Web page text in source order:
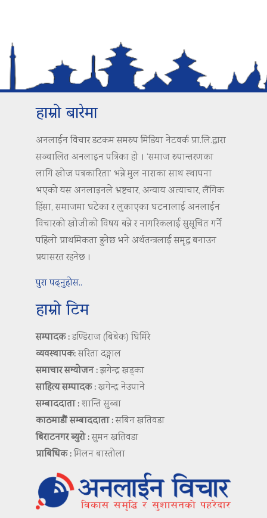
हाम्रो बारेमा
अनलाईन विचार डटकम समरुप मिडिया नेटवर्क प्रा.लि.द्वारा
सञ्चालित अनलाइन पत्रिका हो । ‘समाज रुपान्तरणका
लागि खोज पत्रकारिता’ भन्ने मुल नाराका साथ स्थापना
भएको यस अनलाइनले भ्रष्टचार, अन्याय अत्याचार, लैंगिक
हिंसा, समाजमा घटेका र लुकाएका घटनालाई अनलाईन
विचारको खोजीको विषय बन्ने र नागरिकलाई सुसूचित गर्ने
पहिलो प्राथमिकता हुनेछ भने अर्थतन्त्रलाई समृद्ध बनाउन
प्रयासरत रहनेछ ।
पुरा पढ्नुहोस..
हाम्रो टिम
सम्पादक :डण्डिराज (बिबेक) घिमिरे
व्यवस्थापक:सरिता दङ्गाल
समाचार सम्योजन :झगेन्द्र खड्का
साहित्य सम्पादक :खगेन्द्र नेउपाने
सम्बाददाता :शान्ति सुब्बा
काठमाडौं सम्बाददाता :सबिन खतिवडा
बिराटनगर ब्युरो :सुमन खतिवडा
प्राबिधिक :मिलन बास्तोला